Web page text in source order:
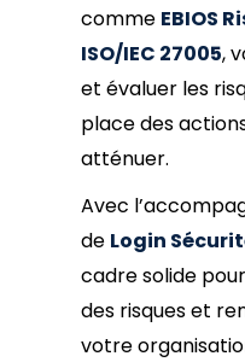
comme EBIOS
ISO/IEC 27005,
et évaluer les
place des
atténuer.
Avec
de Login
cadre solide
des risques et
votre